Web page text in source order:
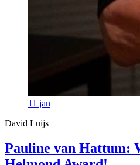
11 jan
David Luijs
Pauline van Hattum: